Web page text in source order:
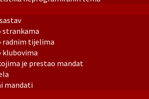
strankama
radnim tijelima
klubovima
je prestao mandat
mandati